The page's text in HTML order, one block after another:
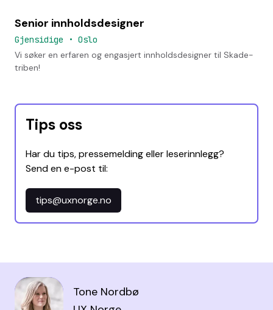
Senior innholdsdesigner
Gjensidige • Oslo
Vi søker en erfaren og engasjert innholdsdesigner til Skade-
triben!
Tips oss
Har du tips, pressemelding eller leserinnlegg?
Send en e-post til:
tips@uxnorge.no
Tone Nordbø